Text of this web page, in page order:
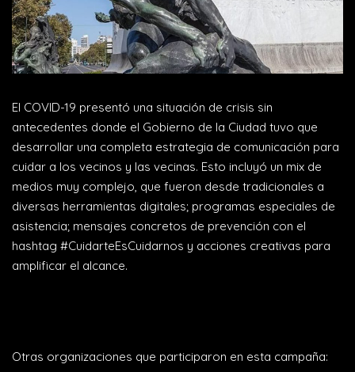
El COVID-19 presentó una situación de crisis sin
antecedentes donde el Gobierno de la Ciudad tuvo que
desarrollar una completa estrategia de comunicación para
cuidar a los vecinos y las vecinas. Esto incluyó un mix de
medios muy complejo, que fueron desde tradicionales a
diversas herramientas digitales; programas especiales de
asistencia; mensajes concretos de prevención con el
hashtag #CuidarteEsCuidarnos y acciones creativas para
amplificar el alcance.
Otras organizaciones que participaron en esta campaña: